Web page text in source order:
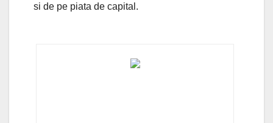
si de pe piata de capital.